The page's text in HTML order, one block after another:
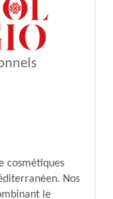
cosmétiques
Nos
le